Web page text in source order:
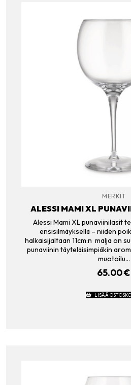
MERKIT
ALESSI MAMI XL
Alessi Mami XL punaviinilasit
ensisilmäyksellä – niiden
halkaisijaltaan 11cm:n malja on
punaviinin täyteläisimpiäkin
muotoilu…
65.00€
LISÄÄ